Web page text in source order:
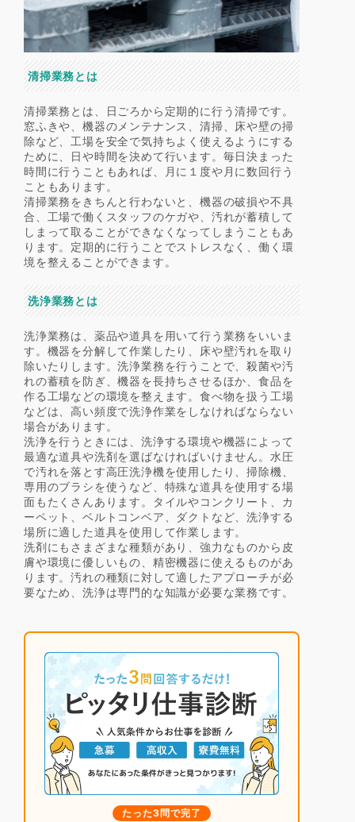
清掃業務とは
清掃業務とは、日ごろから定期的に行う清掃です。
窓ふきや、機器のメンテナンス、清掃、床や壁の掃
除など、工場を安全で気持ちよく使えるようにする
ために、日や時間を決めて行います。毎日決まった
時間に行うこともあれば、月に１度や月に数回行う
こともあります。
清掃業務をきちんと行わないと、機器の破損や不具
合、工場で働くスタッフのケガや、汚れが蓄積して
しまって取ることができなくなってしまうこともあ
ります。定期的に行うことでストレスなく、働く環
境を整えることができます。
洗浄業務とは
洗浄業務は、薬品や道具を用いて行う業務をいいま
す。機器を分解して作業したり、床や壁汚れを取り
除いたりします。洗浄業務を行うことで、殺菌や汚
れの蓄積を防ぎ、機器を長持ちさせるほか、食品を
作る工場などの環境を整えます。食べ物を扱う工場
などは、高い頻度で洗浄作業をしなければならない
場合があります。
洗浄を行うときには、洗浄する環境や機器によって
最適な道具や洗剤を選ばなければいけません。水圧
で汚れを落とす高圧洗浄機を使用したり、掃除機、
専用のブラシを使うなど、特殊な道具を使用する場
面もたくさんあります。タイルやコンクリート、カ
ーペット、ベルトコンベア、ダクトなど、洗浄する
場所に適した道具を使用して作業します。
洗剤にもさまざまな種類があり、強力なものから皮
膚や環境に優しいもの、精密機器に使えるものがあ
ります。汚れの種類に対して適したアプローチが必
要なため、洗浄は専門的な知識が必要な業務です。
たった3問で完了